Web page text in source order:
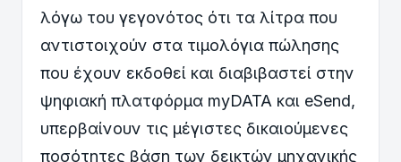
λόγω του γεγονότος ότι τα λίτρα που
αντιστοιχούν στα τιμολόγια πώλησης
που έχουν εκδοθεί και διαβιβαστεί στην
ψηφιακή πλατφόρμα myDATA και eSend,
υπερβαίνουν τις μέγιστες δικαιούμενες
ποσότητες βάση των δεικτών μηχανικής